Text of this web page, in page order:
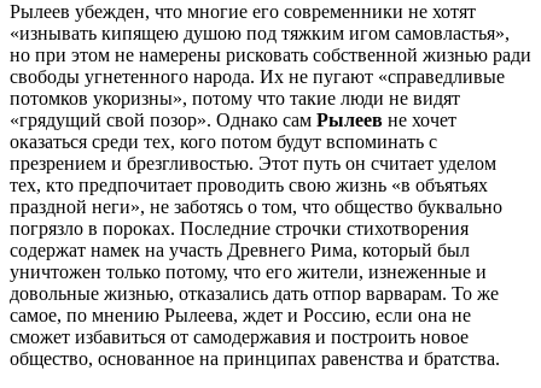
Рылеев убежден, что многие его современники не хотят
«изнывать кипящею душою под тяжким игом самовластья»,
но при этом не намерены рисковать собственной жизнью ради
свободы угнетенного народа. Их не пугают «справедливые
потомков укоризны», потому что такие люди не видят
«грядущий свой позор». Однако сам Рылеев не хочет
оказаться среди тех, кого потом будут вспоминать с
презрением и брезгливостью. Этот путь он считает уделом
тех, кто предпочитает проводить свою жизнь «в объятьях
праздной неги», не заботясь о том, что общество буквально
погрязло в пороках. Последние строчки стихотворения
содержат намек на участь Древнего Рима, который был
уничтожен только потому, что его жители, изнеженные и
довольные жизнью, отказались дать отпор варварам. То же
самое, по мнению Рылеева, ждет и Россию, если она не
сможет избавиться от самодержавия и построить новое
общество, основанное на принципах равенства и братства.